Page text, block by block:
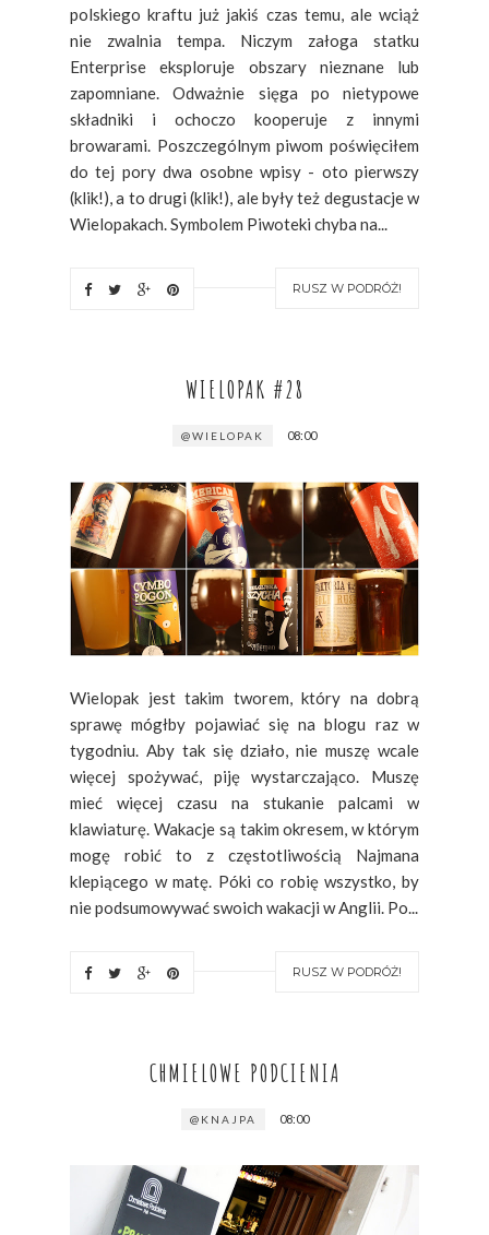
polskiego kraftu już jakiś czas temu, ale wciąż
nie zwalnia tempa. Niczym załoga statku
Enterprise eksploruje obszary nieznane lub
zapomniane. Odważnie sięga po nietypowe
składniki i ochoczo kooperuje z innymi
browarami. Poszczególnym piwom poświęciłem
do tej pory dwa osobne wpisy - oto pierwszy
(klik!), a to drugi (klik!), ale były też degustacje w
Wielopakach. Symbolem Piwoteki chyba na...
RUSZ W PODRÓŻ!
WIELOPAK #28
@WIELOPAK 08:00
Wielopak jest takim tworem, który na dobrą
sprawę mógłby pojawiać się na blogu raz w
tygodniu. Aby tak się działo, nie muszę wcale
więcej spożywać, piję wystarczająco. Muszę
mieć więcej czasu na stukanie palcami w
klawiaturę. Wakacje są takim okresem, w którym
mogę robić to z częstotliwością Najmana
klepiącego w matę. Póki co robię wszystko, by
nie podsumowywać swoich wakacji w Anglii. Po...
RUSZ W PODRÓŻ!
CHMIELOWE PODCIENIA
@KNAJPA 08:00